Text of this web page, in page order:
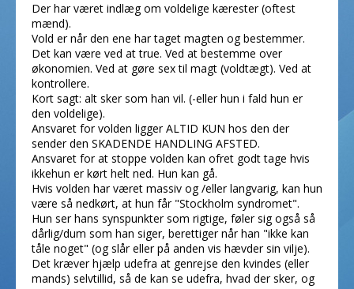
Der har været indlæg om voldelige kærester (oftest
mænd).
Vold er når den ene har taget magten og bestemmer.
Det kan være ved at true. Ved at bestemme over
økonomien. Ved at gøre sex til magt (voldtægt). Ved at
kontrollere.
Kort sagt: alt sker som han vil. (-eller hun i fald hun er
den voldelige).
Ansvaret for volden ligger ALTID KUN hos den der
sender den SKADENDE HANDLING AFSTED.
Ansvaret for at stoppe volden kan ofret godt tage hvis
ikkehun er kørt helt ned. Hun kan gå.
Hvis volden har været massiv og /eller langvarig, kan hun
være så nedkørt, at hun får "Stockholm syndromet".
Hun ser hans synspunkter som rigtige, føler sig også så
dårlig/dum som han siger, berettiger når han "ikke kan
tåle noget" (og slår eller på anden vis hævder sin vilje).
Det kræver hjælp udefra at genrejse den kvindes (eller
mands) selvtillid, så de kan se udefra, hvad der sker, og